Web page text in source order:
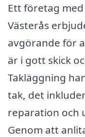
Ett företag
Västerås
avgörande för
är i gott skick
Takläggning
tak, det
reparation och
Genom att